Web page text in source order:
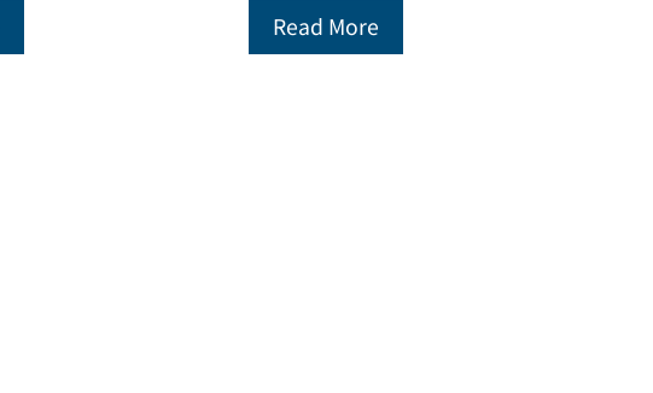
Read More